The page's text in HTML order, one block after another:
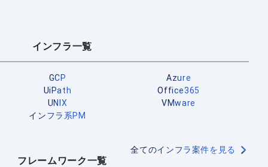
インフラ一覧
GCP
Azure
UiPath
Office365
UNIX
VMware
インフラ系PM
全てのインフラ案件を見る
フレームワーク一覧